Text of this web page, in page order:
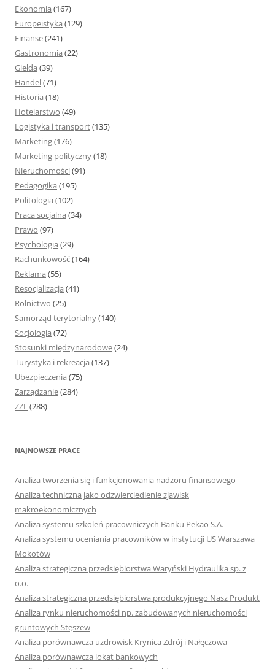
Ekonomia (167)
Europeistyka (129)
Finanse(241)
Gastronomia (22)
Giełda (39)
Handel(71)
Historia (18)
Hotelarstwo (49)
Logistyka i transport(135)
Marketing(176)
Marketing polityczny(18)
Nieruchomości(91)
Pedagogika (195)
Politologia (102)
Praca socjalna (34)
Prawo (97)
Psychologia (29)
Rachunkowość(164)
Reklama (55)
Resocjalizacja (41)
Rolnictwo (25)
Samorząd terytorialny(140)
Socjologia (72)
Stosunki międzynarodowe(24)
Turystyka i rekreacja (137)
Ubezpieczenia (75)
Zarządzanie(284)
ZZL(288)
NAJNOWSZE PRACE
Analiza tworzenia się i funkcjonowania nadzoru finansowego
Analiza techniczna jako odzwierciedlenie zjawisk
makroekonomicznych
Analiza systemu szkoleń pracowniczych Banku Pekao S.A.
Analiza systemu oceniania pracowników w instytucji US Warszawa
Mokotów
Analiza strategiczna przedsiębiorstwa Waryński Hydraulika sp. z
o.o.
Analiza strategiczna przedsiębiorstwa produkcyjnego Nasz Produkt
Analiza rynku nieruchomości np. zabudowanych nieruchomości
gruntowych Stęszew
Analiza porównawcza uzdrowisk Krynica Zdrój i Nałęczowa
Analiza porównawcza lokat bankowych